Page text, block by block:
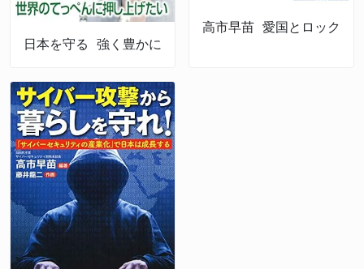
日本を守る 強く豊かに
高市早苗 愛国とロック